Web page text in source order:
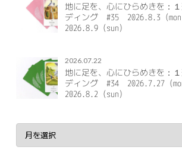
地に足を、心にひらめきを：
ディング #35 2026.8.3（mon
2026.8.9（sun）
2026.07.22
地に足を、心にひらめきを：
ディング #34 2026.7.27（
2026.8.2（sun）